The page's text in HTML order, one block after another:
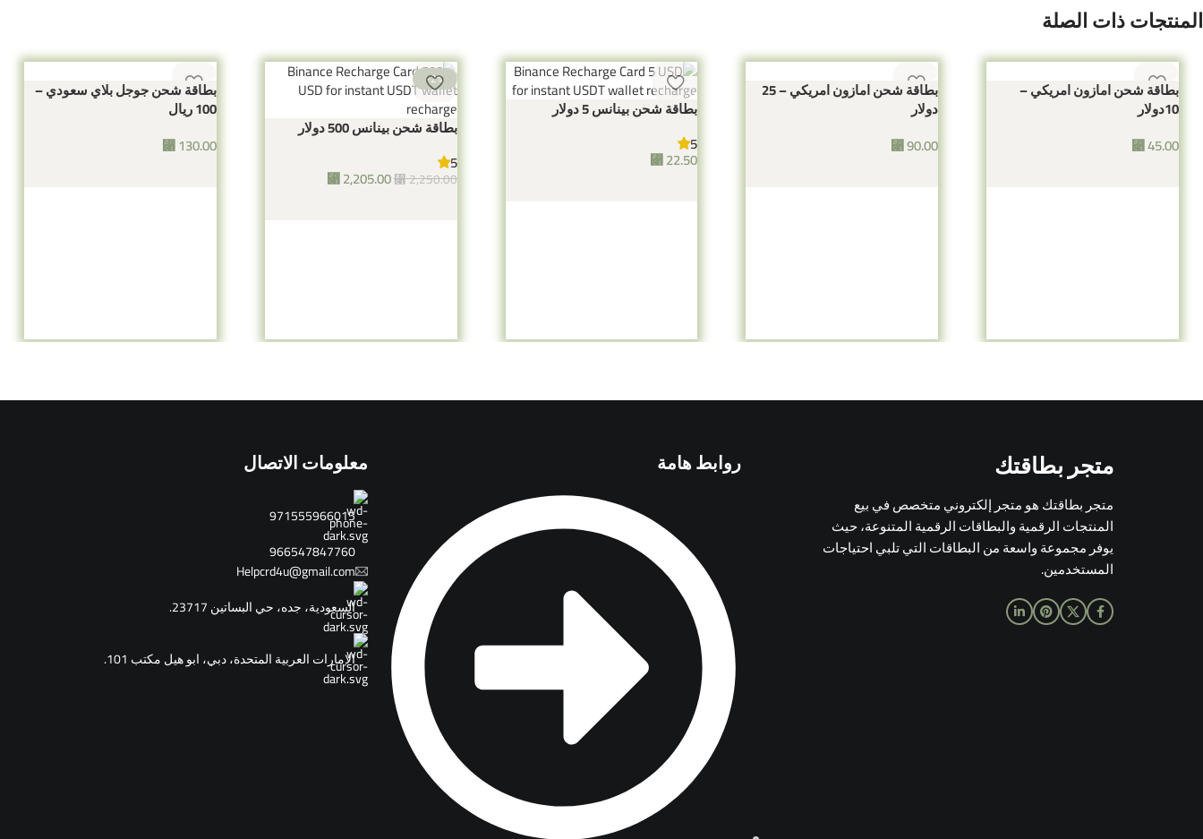
المنتجات ذات الصلة
بطاقة شحن امازون امريكي –
10دولار
⃁45.00
بطاقة شحن امازون امريكي – 25
دولار
⃁90.00
بطاقة شحن بينانس 5 دولار
5
⃁22.50
-2%
بطاقة شحن بينانس 500 دولار
5
⃁2,250.00
⃁2,205.00
بطاقة شحن جوجل بلاي سعودي –
100 ريال
⃁130.00
متجر بطاقتك
متجر بطاقتك هو متجر إلكتروني متخصص في بيع
المنتجات الرقمية والبطاقات الرقمية المتنوعة، حيث
يوفر مجموعة واسعة من البطاقات التي تلبي احتياجات
المستخدمين.
روابط هامة معلومات الاتصال
971555966015
966547847760
Helpcrd4u@gmail.com
السعودية، جده، حي البساتين 23717.
الامارات العربية المتحدة، دبي، ابو هيل مكتب 101.